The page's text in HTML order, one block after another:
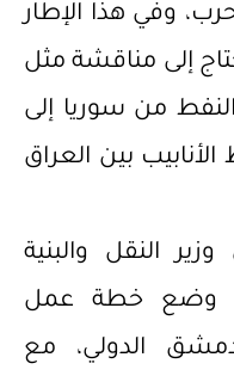
وفي هذا الإطار
إلى مناقشة مثل
من سوريا إلى
بين العراق
النقل والبنية
عن وضع خطة عمل
الدولي، مع